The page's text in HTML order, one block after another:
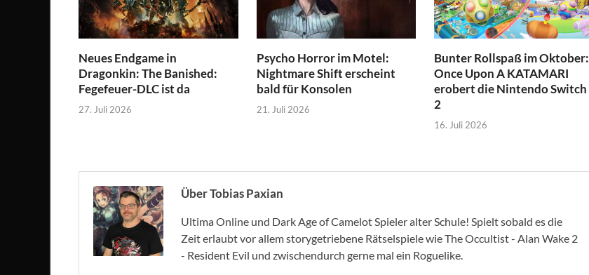
Neues Endgame in
Dragonkin: The Banished:
Fegefeuer-DLC ist da
27. Juli 2026
Psycho Horror im Motel:
Nightmare Shift erscheint
bald für Konsolen
21. Juli 2026
Bunter Rollspaß im Oktober:
Once Upon A KATAMARI
erobert die Nintendo Switch
2
16. Juli 2026
Über Tobias Paxian
Ultima Online und Dark Age of Camelot Spieler alter Schule! Spielt sobald es die
Zeit erlaubt vor allem storygetriebene Rätselspiele wie The Occultist - Alan Wake 2
- Resident Evil und zwischendurch gerne mal ein Roguelike.